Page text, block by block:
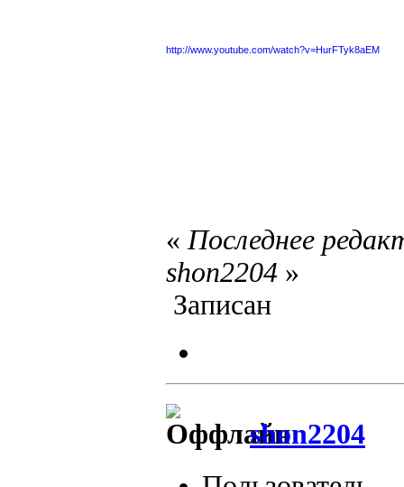
http://www.youtube.com/watch?v=HurFTyk8aEM
« Последнее
shon2204 »
Записан
shon2204